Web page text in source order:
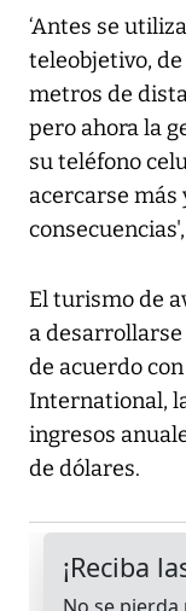
‘Antes se
teleobjetivo,
metros de
pero ahora la
su teléfono
acercarse más
El turismo de
a desarrollarse
de acuerdo
International,
ingresos
de dólares.